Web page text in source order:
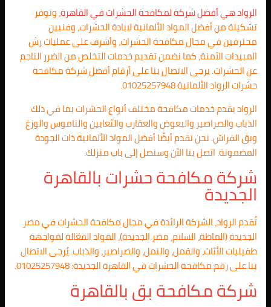
الرواد هي أفضل شركة لمكافحة الحشرات في القاهرة، وتوفر
تشكيلة من أفضل المواد الألمانية لابادة الحشرات، وفنيين
محترفين في مجال مكافحة الحشرات، وأشرف على عمليات رش
المبيدات الآمنة، كما نضمن تقديم خدمات التخلص من الضرر الناجم
عن الحشرات. يرجى الاتصال بنا على أرقام أفضل شركة مكافحة
حشرات الرواد الألمانية 01025257948.
الرواد يقدم خدمات مكافحة مختلف أنواع الحشرات بما في ذلك
الذباب والصراصير والبعوض والعقارب والثعابين والناموس والوزغ
وبق الفراش. نحن نقدم أيضًا أفضل المواد الألمانية ذات الجودة
المضمونة. اتصل بنا الآن وسنصل إلى باب منزلك.
شركة مكافحة حشرات بالقاهرة
الجديدة
تُقدم الرواد، الشركة الرائدة في مجال مكافحة الحشرات في مصر
الجديدة (الماظة، السلام، مصر الجديدة)، المواد الفعّالة لمواجهة
طفيليات الأثاث، والقمل، والنمل، والصراصير، والذباب. يُرجى الاتصال
بنا على رقم مكافحة الحشرات في القاهرة الجديدة: 01025257948.
شركة مكافحة بق بالقاهرة